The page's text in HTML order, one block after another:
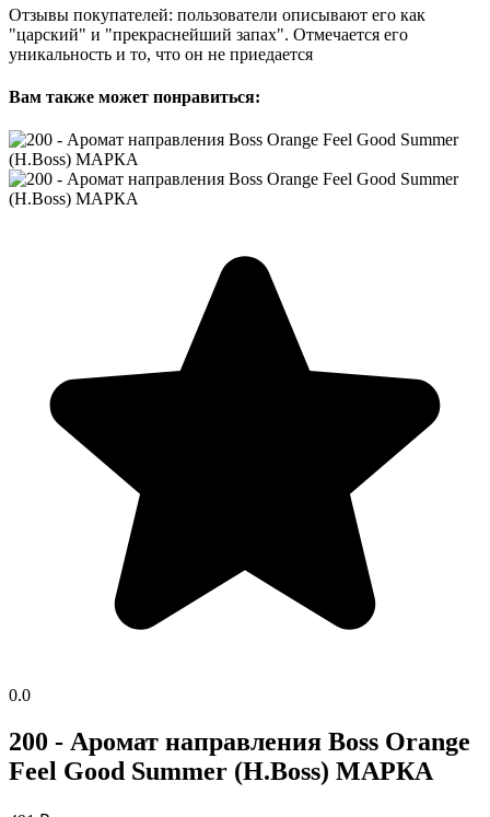
Отзывы покупателей: пользователи описывают его как
"царский" и "прекраснейший запах". Отмечается его
уникальность и то, что он не приедается
Вам также может понравиться:
0.0
200 - Аромат направления Boss Orange
Feel Good Summer (H.Boss) МАРКА